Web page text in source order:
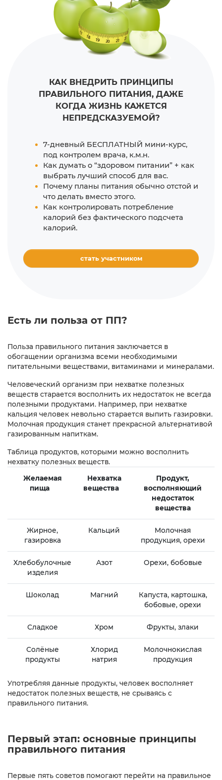
КАК ВНЕДРИТЬ ПРИНЦИПЫ
ПРАВИЛЬНОГО ПИТАНИЯ, ДАЖЕ
КОГДА ЖИЗНЬ КАЖЕТСЯ
НЕПРЕДСКАЗУЕМОЙ?
стать участником
7-дневный БЕСПЛАТНЫЙ мини-курс,
под контролем врача, к.м.н.
Как думать о “здоровом питании” + как
выбрать лучший способ для вас.
Почему планы питания обычно отстой и
что делать вместо этого.
Как контролировать потребление
калорий без фактического подсчета
калорий.
Есть ли польза от ПП?
Польза правильного питания заключается в
обогащении организма всеми необходимыми
питательными веществами, витаминами и минералами.
Человеческий организм при нехватке полезных
веществ старается восполнить их недостаток не всегда
полезными продуктами. Например, при нехватке
кальция человек невольно старается выпить газировки.
Молочная продукция станет прекрасной альтернативой
газированным напиткам.
Таблица продуктов, которыми можно восполнить
нехватку полезных веществ.
Желаемая
пища
Нехватка
вещества
Продукт,
восполняющий
недостаток
вещества
Жирное,
газировка
Кальций
Молочная
продукция, орехи
Хлебобулочные
изделия
Азот Орехи, бобовые
Шоколад Магний
Капуста, картошка,
бобовые, орехи
Сладкое Хром Фрукты, злаки
Солёные
продукты
Хлорид
натрия
Молочнокислая
продукция
Употребляя данные продукты, человек восполняет
недостаток полезных веществ, не срываясь с
правильного питания.
Первый этап: основные принципы
правильного питания
Первые пять советов помогают перейти на правильное